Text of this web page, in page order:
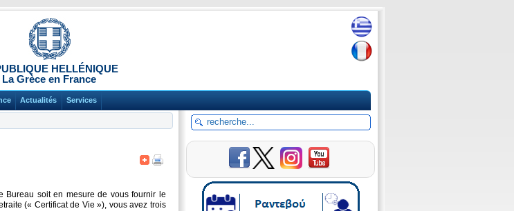
HELLÉNIQUE
La Grèce en France
Actualités Services
Bureau soit en mesure de vous fournir le
(« Certificat de Vie »), vous avez trois